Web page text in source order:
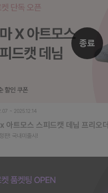
종료
~ 2025.12.14
아트모스 스피드캣 데님 프리오더
판! 국내미출시!